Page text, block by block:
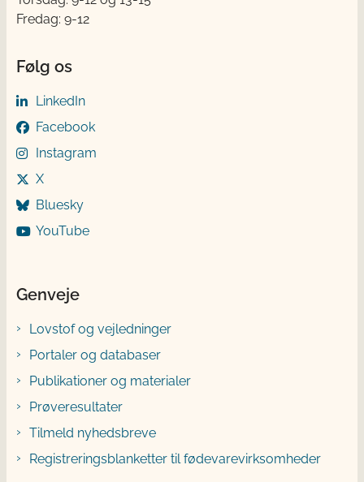
Fredag: 9-12
Følg os
LinkedIn
Facebook
Instagram
X
Bluesky
YouTube
Genveje
Lovstof og vejledninger
Portaler og databaser
Publikationer og materialer
Prøveresultater
Tilmeld nyhedsbreve
Registreringsblanketter til fødevarevirksomheder